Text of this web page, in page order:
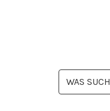
WAS
SUCHST